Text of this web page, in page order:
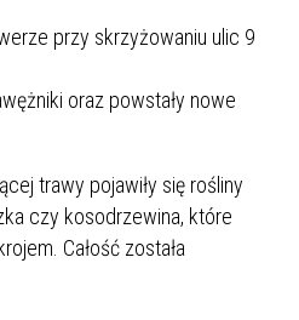
przy skrzyżowaniu ulic 9
oraz powstały nowe
trawy pojawiły się rośliny
czy kosodrzewina, które
Całość została